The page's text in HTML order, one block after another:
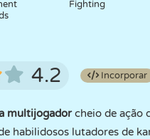
Fighting
4.2 Incorporar
multijogadorcheio de ação
habilidosos lutadores de